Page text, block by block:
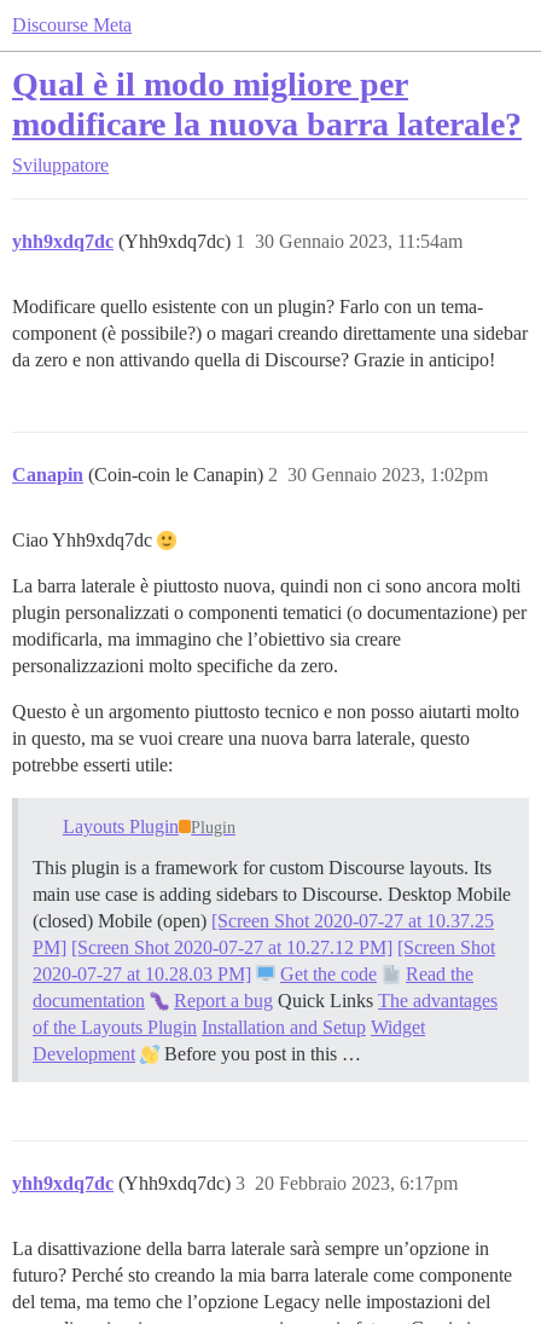
Discourse Meta
Qual è il modo migliore per
modificare la nuova barra laterale?
Sviluppatore
yhh9xdq7dc (Yhh9xdq7dc) 30 Gennaio 2023, 11:54am
1
Modificare quello esistente con un plugin? Farlo con un tema-
component (è possibile?) o magari creando direttamente una sidebar
da zero e non attivando quella di Discourse? Grazie in anticipo!
Canapin (Coin-coin le Canapin) 30 Gennaio 2023, 1:02pm
2
Ciao Yhh9xdq7dc
La barra laterale è piuttosto nuova, quindi non ci sono ancora molti
plugin personalizzati o componenti tematici (o documentazione) per
modificarla, ma immagino che l’obiettivo sia creare
personalizzazioni molto specifiche da zero.
Questo è un argomento piuttosto tecnico e non posso aiutarti molto
in questo, ma se vuoi creare una nuova barra laterale, questo
potrebbe esserti utile:
Layouts Plugin Plugin
This plugin is a framework for custom Discourse layouts. Its
main use case is adding sidebars to Discourse. Desktop Mobile
(closed) Mobile (open) [Screen Shot 2020-07-27 at 10.37.25
PM] [Screen Shot 2020-07-27 at 10.27.12 PM] [Screen Shot
2020-07-27 at 10.28.03 PM]
Get the code
Read the
documentation
Report a bug Quick Links The advantages
of the Layouts Plugin Installation and Setup Widget
Development
Before you post in this …
yhh9xdq7dc (Yhh9xdq7dc) 20 Febbraio 2023, 6:17pm
3
La disattivazione della barra laterale sarà sempre un’opzione in
futuro? Perché sto creando la mia barra laterale come componente
del tema, ma temo che l’opzione Legacy nelle impostazioni del